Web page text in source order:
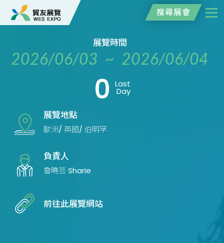
搜尋展會
展覽時間
2026/06/03 ~ 2026/06/04
0 Last
Day
展覽地點
歐洲/ 英國/ 伯明罕
負責人
詹曉芸 Sharie
前往此展覽網站